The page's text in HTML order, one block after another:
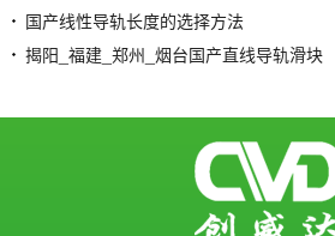
国产线性导轨长度的选择方法
揭阳_福建_郑州_烟台国产直线导轨滑块